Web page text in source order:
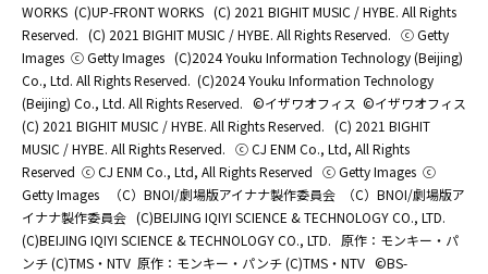
WORKS (C)UP-FRONT WORKS (C) 2021 BIGHIT MUSIC / HYBE. All Rights
Reserved. (C) 2021 BIGHIT MUSIC / HYBE. All Rights Reserved. ⓒ Getty
Images ⓒ Getty Images (C)2024 Youku Information Technology (Beijing)
Co., Ltd. All Rights Reserved. (C)2024 Youku Information Technology
(Beijing) Co., Ltd. All Rights Reserved. ©イザワオフィス ©イザワオフィス
(C) 2021 BIGHIT MUSIC / HYBE. All Rights Reserved. (C) 2021 BIGHIT
MUSIC / HYBE. All Rights Reserved. ⓒ CJ ENM Co., Ltd, All Rights
Reserved ⓒ CJ ENM Co., Ltd, All Rights Reserved ⓒ Getty Images ⓒ
Getty Images
（C）BNOI/劇場版アイナナ製作委員会
（C）BNOI/劇場版ア
イナナ製作委員会 (C)BEIJING IQIYI SCIENCE & TECHNOLOGY CO., LTD.
(C)BEIJING IQIYI SCIENCE & TECHNOLOGY CO., LTD.
原作：モンキー・パ
ンチ (C)TMS・NTV 原作：モンキー・パンチ (C)TMS・NTV ©BS-